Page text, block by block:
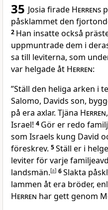
35 Josia firade Herrens
påsklammet den
2 Han insatte också
uppmuntrade dem i
sa till leviterna, som
var helgade åt Herren:
”Ställ den heliga arken i
Salomo, Davids son,
på era axlar. Tjäna Herren
Israel! 4 Gör er redo
som Israels kung David
föreskrev. 5Ställ er i
leviter för varje
landsmän.[a] 6Slakta
lammen åt era bröder,
Herren har gett genom